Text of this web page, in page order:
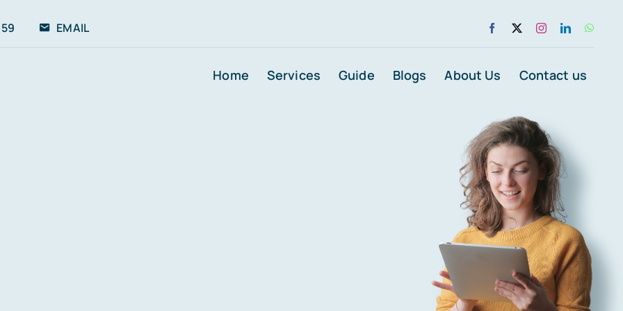
EMAIL
Home Services Guide Blogs About Us Contact us